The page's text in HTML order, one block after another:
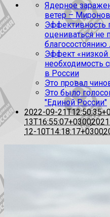
Ядерное
ветер – Миронов
Эффективность
оцениваться не
Эффект «низкой
необходимость
в России
Это провал
Это было
"Единой России"
2022-09-
13T16:55:07+0300
12-10T14:18:17+0300